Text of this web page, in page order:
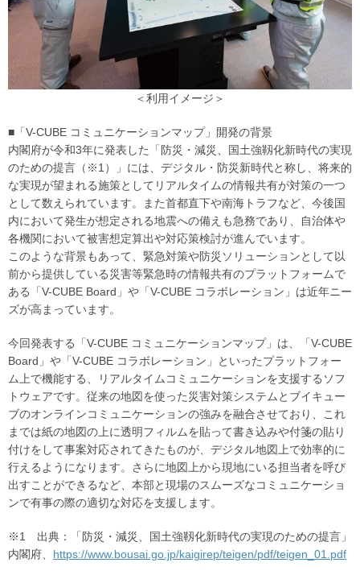
＜利用イメージ＞
■「V-CUBE コミュニケーションマップ」開発の背景
内閣府が令和3年に発表した「防災・減災、国土強靱化新時代の実現
のための提言（※1）」には、デジタル・防災新時代と称し、将来的
な実現が望まれる施策としてリアルタイムの情報共有が対策の一つ
として数えられています。また首都直下や南海トラフなど、今後国
内において発生が想定される地震への備えも急務であり、自治体や
各機関において被害想定算出や対応策検討が進んでいます。
このような背景もあって、緊急対策や防災ソリューションとして以
前から提供している災害等緊急時の情報共有のプラットフォームで
ある「V-CUBE Board」や「V-CUBE コラボレーション」は近年ニー
ズが高まっています。
今回発表する「V-CUBE コミュニケーションマップ」は、「V-CUBE
Board」や「V-CUBE コラボレーション」といったプラットフォー
ム上で機能する、リアルタイムコミュニケーションを支援するソフ
トウェアです。従来の地図を使った災害対策システムとブイキュー
ブのオンラインコミュニケーションの強みを融合させており、これ
までは紙の地図の上に透明フィルムを貼って書き込みや付箋の貼り
付けをして事案対応されてきたものが、デジタル地図上で効率的に
行えるようになります。さらに地図上から現地にいる担当者を呼び
出すことができるなど、本部と現場のスムーズなコミュニケーショ
ンで有事の際の適切な対応を支援します。
※1 出典：「防災・減災、国土強靱化新時代の実現のための提言」
内閣府、 https://www.bousai.go.jp/kaigirep/teigen/pdf/teigen_01.pdf